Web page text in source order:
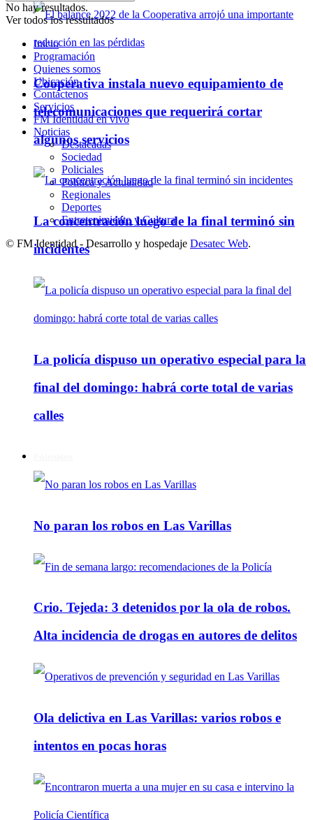
Cooperativa instala nuevo equipamiento de
telecomunicaciones que requerirá cortar
algunos servicios
La concentración luego de la final terminó sin
incidentes
La policía dispuso un operativo especial para la
final del domingo: habrá corte total de varias
calles
No paran los robos en Las Varillas
Crio. Tejeda: 3 detenidos por la ola de robos.
Alta incidencia de drogas en autores de delitos
Ola delictiva en Las Varillas: varios robos e
intentos en pocas horas
No hay resultados.
Ver todos los ressultados
Inicio
Programación
Quienes somos
Ubicación
Contáctenos
Servicios
FM Identidad en vivo
Noticias
Destacadas
Sociedad
Policiales
Política y Actualidad
Regionales
Deportes
Entretenimiento y Cultura
© FM Identidad - Desarrollo y hospedaje Desatec Web.